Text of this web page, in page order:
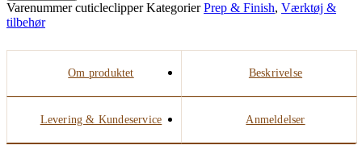
VarenummercuticleclipperKategorier Prep & Finish, Værktøj &
tilbehør
Om produktet Beskrivelse
Levering & Kundeservice Anmeldelser